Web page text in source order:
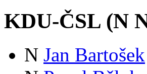
KDU-ČSL (N
N Jan Bartošek